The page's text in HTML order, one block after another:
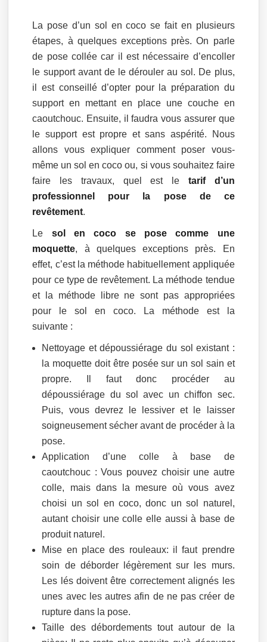
La pose d’un sol en coco se fait en plusieurs
étapes, à quelques exceptions près. On parle
de pose collée car il est nécessaire d’encoller
le support avant de le dérouler au sol. De plus,
il est conseillé d’opter pour la préparation du
support en mettant en place une couche en
caoutchouc. Ensuite, il faudra vous assurer que
le support est propre et sans aspérité. Nous
allons vous expliquer comment poser vous-
même un sol en coco ou, si vous souhaitez faire
faire les travaux, quel est le tarif d’un
professionnel pour la pose de ce
revêtement.
Le sol en coco se pose comme une
moquette, à quelques exceptions près. En
effet, c’est la méthode habituellement appliquée
pour ce type de revêtement. La méthode tendue
et la méthode libre ne sont pas appropriées
pour le sol en coco. La méthode est la
suivante :
Nettoyage et dépoussiérage du sol existant :
la moquette doit être posée sur un sol sain et
propre. Il faut donc procéder au
dépoussiérage du sol avec un chiffon sec.
Puis, vous devrez le lessiver et le laisser
soigneusement sécher avant de procéder à la
pose.
Application d’une colle à base de
caoutchouc : Vous pouvez choisir une autre
colle, mais dans la mesure où vous avez
choisi un sol en coco, donc un sol naturel,
autant choisir une colle elle aussi à base de
produit naturel.
Mise en place des rouleaux: il faut prendre
soin de déborder légèrement sur les murs.
Les lés doivent être correctement alignés les
unes avec les autres afin de ne pas créer de
rupture dans la pose.
Taille des débordements tout autour de la